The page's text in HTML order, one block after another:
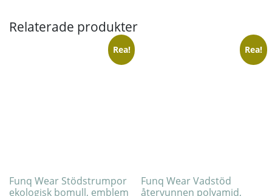
Relaterade produkter
Rea!
Funq Wear Stödstrumpor
ekologisk bomull, emblem
Rea!
Funq Wear Vadstöd
återvunnen polyamid,